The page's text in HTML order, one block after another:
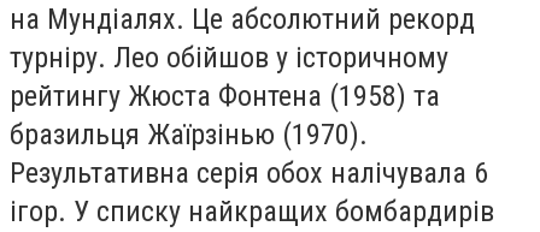
на Мундіалях. Це абсолютний рекорд
турніру. Лео обійшов у історичному
рейтингу Жюста Фонтена (1958) та
бразильця Жаїрзінью (1970).
Результативна серія обох налічувала 6
ігор. У списку найкращих бомбардирів